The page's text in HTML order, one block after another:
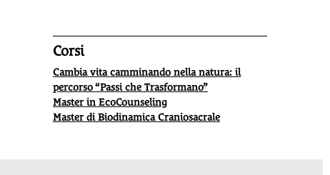
Corsi
Cambia vita camminando nella natura: il
percorso “Passi che Trasformano”
Master in EcoCounseling
Master di Biodinamica Craniosacrale